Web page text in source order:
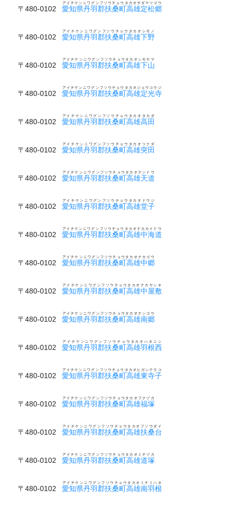
〒480-0102 愛知県丹羽郡扶桑町高雄定松郷
アイチケンニワグンフソウチョウタカオサダマツゴウ
〒480-0102 愛知県丹羽郡扶桑町高雄下野
アイチケンニワグンフソウチョウタカオシモノ
〒480-0102 愛知県丹羽郡扶桑町高雄下山
アイチケンニワグンフソウチョウタカオシモヤマ
〒480-0102 愛知県丹羽郡扶桑町高雄定光寺
アイチケンニワグンフソウチョウタカオジョウコウジ
〒480-0102 愛知県丹羽郡扶桑町高雄高田
アイチケンニワグンフソウチョウタカオタカダ
〒480-0102 愛知県丹羽郡扶桑町高雄突田
アイチケンニワグンフソウチョウタカオツクダ
〒480-0102 愛知県丹羽郡扶桑町高雄天道
アイチケンニワグンフソウチョウタカオテンドウ
〒480-0102 愛知県丹羽郡扶桑町高雄堂子
アイチケンニワグンフソウチョウタカオドウジ
〒480-0102 愛知県丹羽郡扶桑町高雄中海道
アイチケンニワグンフソウチョウタカオナカカイドウ
〒480-0102 愛知県丹羽郡扶桑町高雄中郷
アイチケンニワグンフソウチョウタカオナカゴウ
〒480-0102 愛知県丹羽郡扶桑町高雄中屋敷
アイチケンニワグンフソウチョウタカオナカヤシキ
〒480-0102 愛知県丹羽郡扶桑町高雄南郷
アイチケンニワグンフソウチョウタカオナンゴウ
〒480-0102 愛知県丹羽郡扶桑町高雄羽根西
アイチケンニワグンフソウチョウタカオハネニシ
〒480-0102 愛知県丹羽郡扶桑町高雄東寺子
アイチケンニワグンフソウチョウタカオヒガシテラコ
〒480-0102 愛知県丹羽郡扶桑町高雄福塚
アイチケンニワグンフソウチョウタカオフクヅカ
〒480-0102 愛知県丹羽郡扶桑町高雄扶桑台
アイチケンニワグンフソウチョウタカオフソウダイ
〒480-0102 愛知県丹羽郡扶桑町高雄道塚
アイチケンニワグンフソウチョウタカオミチヅカ
〒480-0102 愛知県丹羽郡扶桑町高雄南羽根
アイチケンニワグンフソウチョウタカオミナミハネ